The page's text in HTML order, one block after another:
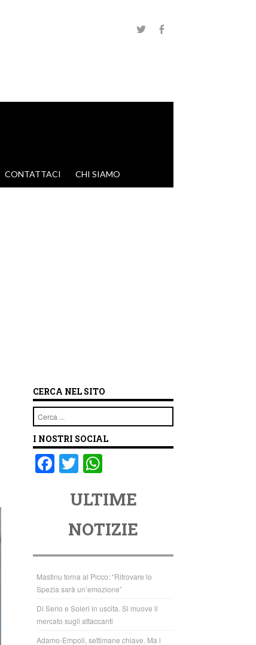
CONTATTACI CHI SIAMO
CERCA NEL SITO
Cerca
I NOSTRI SOCIAL
F
o
o
k
T
tt
er
at
s
A
p
p
ULTIME
NOTIZIE
Mastinu torna al Picco: “Ritrovare lo
Spezia sarà un’emozione”
Di Serio e Soleri in uscita. Si muove il
mercato sugli attaccanti
Adamo-Empoli, settimane chiave. Ma i